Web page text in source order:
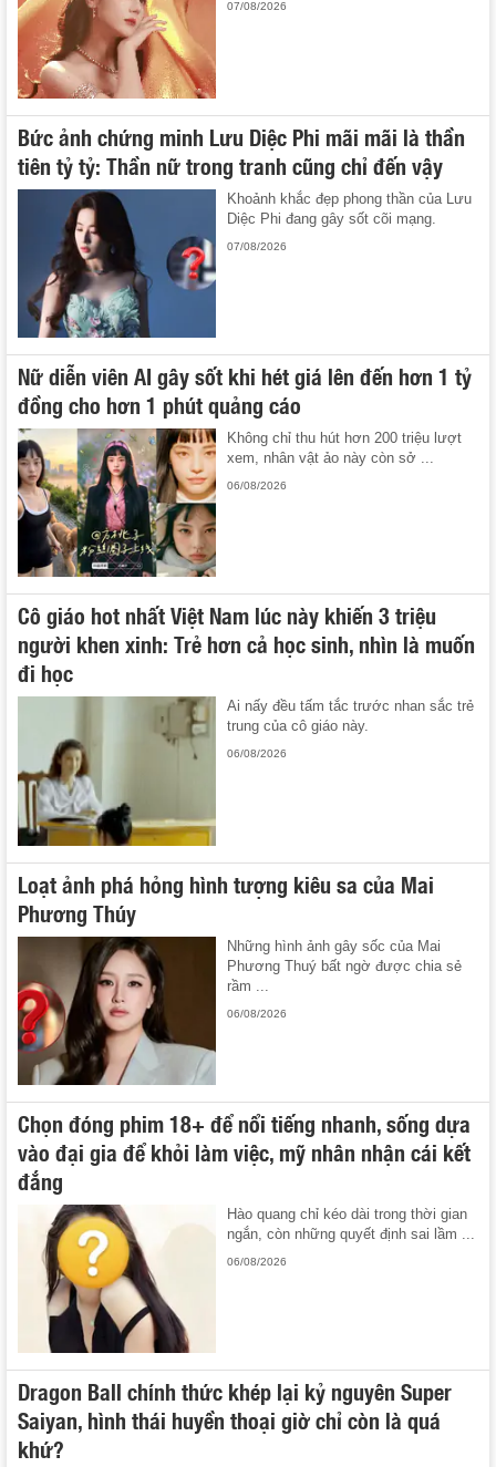
07/08/2026
Bức ảnh chứng minh Lưu Diệc Phi mãi mãi là thần
tiên tỷ tỷ: Thần nữ trong tranh cũng chỉ đến vậy
Khoảnh khắc đẹp phong thần của Lưu
Diệc Phi đang gây sốt cõi mạng.
07/08/2026
Nữ diễn viên AI gây sốt khi hét giá lên đến hơn 1 tỷ
đồng cho hơn 1 phút quảng cáo
Không chỉ thu hút hơn 200 triệu lượt
xem, nhân vật ảo này còn sở ...
06/08/2026
Cô giáo hot nhất Việt Nam lúc này khiến 3 triệu
người khen xinh: Trẻ hơn cả học sinh, nhìn là muốn
đi học
Ai nấy đều tấm tắc trước nhan sắc trẻ
trung của cô giáo này.
06/08/2026
Loạt ảnh phá hỏng hình tượng kiêu sa của Mai
Phương Thúy
Những hình ảnh gây sốc của Mai
Phương Thuý bất ngờ được chia sẻ
rầm ...
06/08/2026
Chọn đóng phim 18+ để nổi tiếng nhanh, sống dựa
vào đại gia để khỏi làm việc, mỹ nhân nhận cái kết
đắng
Hào quang chỉ kéo dài trong thời gian
ngắn, còn những quyết định sai lầm ...
06/08/2026
Dragon Ball chính thức khép lại kỷ nguyên Super
Saiyan, hình thái huyền thoại giờ chỉ còn là quá
khứ?